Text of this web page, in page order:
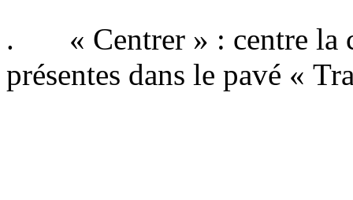
. « Centrer » : centre la
présentes dans le pavé «